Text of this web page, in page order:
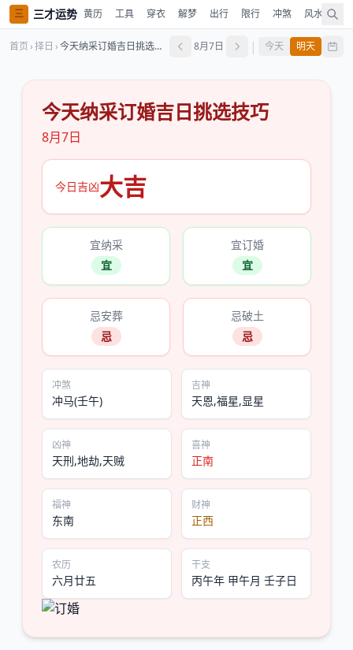
三 三才运势 黄历 工具 穿衣 解梦 出行 限行 冲煞 风水 占
首页 ›择日 › 今天纳采订婚吉日挑选技巧 8月7日 | 今天 明天
今天纳采订婚吉日挑选技巧
8月7日
今日吉凶大吉
宜纳采
宜
宜订婚
宜
忌安葬
忌
忌破土
忌
冲煞
冲马(壬午)
吉神
天恩,福星,显星
凶神
天刑,地劫,天贼
喜神
正南
福神
东南
财神
正西
农历
六月廿五
干支
丙午年 甲午月 壬子日